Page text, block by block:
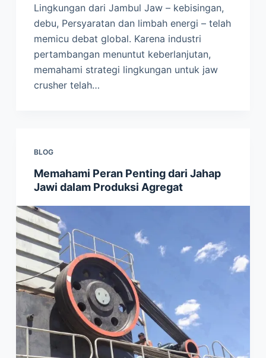
Lingkungan dari Jambul Jaw – kebisingan,
debu, Persyaratan dan limbah energi – telah
memicu debat global. Karena industri
pertambangan menuntut keberlanjutan,
memahami strategi lingkungan untuk jaw
crusher telah…
BLOG
Memahami Peran Penting dari Jahap
Jawi dalam Produksi Agregat